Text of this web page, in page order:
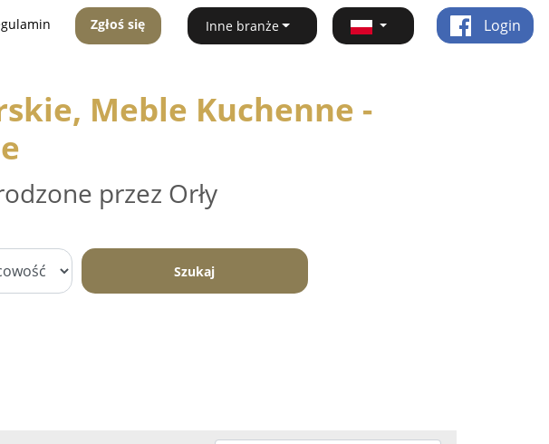
Zgłoś się Inne branże Login
Meble Kuchenne -
przez Orły
Szukaj